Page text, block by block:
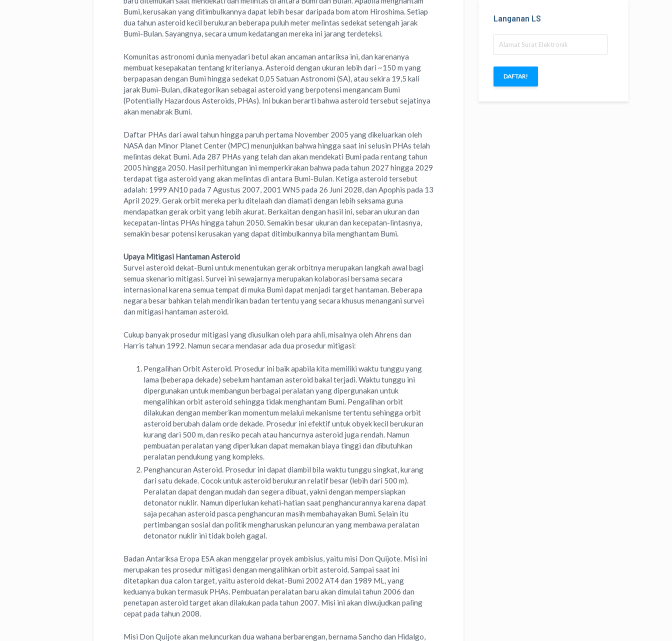
Bumi, kerusakan yang ditimbulkannya dapat lebih besar daripada bom atom Hiroshima. Setiap
dua tahun asteroid kecil berukuran beberapa puluh meter melintas sedekat setengah jarak
Bumi-Bulan. Sayangnya, secara umum kedatangan mereka ini jarang terdeteksi.
Komunitas astronomi dunia menyadari betul akan ancaman antariksa ini, dan karenanya
membuat kesepakatan tentang kriterianya. Asteroid dengan ukuran lebih dari ~150 m yang
berpapasan dengan Bumi hingga sedekat 0,05 Satuan Astronomi (SA), atau sekira 19,5 kali
jarak Bumi-Bulan, dikategorikan sebagai asteroid yang berpotensi mengancam Bumi
(Potentially Hazardous Asteroids, PHAs). Ini bukan berarti bahwa asteroid tersebut sejatinya
akan menabrak Bumi.
Daftar PHAs dari awal tahun hingga paruh pertama November 2005 yang dikeluarkan oleh
NASA dan Minor Planet Center (MPC) menunjukkan bahwa hingga saat ini selusin PHAs telah
melintas dekat Bumi. Ada 287 PHAs yang telah dan akan mendekati Bumi pada rentang tahun
2005 hingga 2050. Hasil perhitungan ini memperkirakan bahwa pada tahun 2027 hingga 2029
terdapat tiga asteroid yang akan melintas di antara Bumi-Bulan. Ketiga asteroid tersebut
adalah: 1999 AN10 pada 7 Agustus 2007, 2001 WN5 pada 26 Juni 2028, dan Apophis pada 13
April 2029. Gerak orbit mereka perlu ditelaah dan diamati dengan lebih seksama guna
mendapatkan gerak orbit yang lebih akurat. Berkaitan dengan hasil ini, sebaran ukuran dan
kecepatan-lintas PHAs hingga tahun 2050. Semakin besar ukuran dan kecepatan-lintasnya,
semakin besar potensi kerusakan yang dapat ditimbulkannya bila menghantam Bumi.
Upaya Mitigasi Hantaman Asteroid
Survei asteroid dekat-Bumi untuk menentukan gerak orbitnya merupakan langkah awal bagi
semua skenario mitigasi. Survei ini sewajarnya merupakan kolaborasi bersama secara
internasional karena semua tempat di muka Bumi dapat menjadi target hantaman. Beberapa
negara besar bahkan telah mendirikan badan tertentu yang secara khusus menangani survei
dan mitigasi hantaman asteroid.
Cukup banyak prosedur mitigasi yang diusulkan oleh para ahli, misalnya oleh Ahrens dan
Harris tahun 1992. Namun secara mendasar ada dua prosedur mitigasi:
Pengalihan Orbit Asteroid. Prosedur ini baik apabila kita memiliki waktu tunggu yang
lama (beberapa dekade) sebelum hantaman asteroid bakal terjadi. Waktu tunggu ini
dipergunakan untuk membangun berbagai peralatan yang dipergunakan untuk
mengalihkan orbit asteroid sehingga tidak menghantam Bumi. Pengalihan orbit
dilakukan dengan memberikan momentum melalui mekanisme tertentu sehingga orbit
asteroid berubah dalam orde dekade. Prosedur ini efektif untuk obyek kecil berukuran
kurang dari 500 m, dan resiko pecah atau hancurnya asteroid juga rendah. Namun
pembuatan peralatan yang diperlukan dapat memakan biaya tinggi dan dibutuhkan
peralatan pendukung yang kompleks.
Penghancuran Asteroid. Prosedur ini dapat diambil bila waktu tunggu singkat, kurang
dari satu dekade. Cocok untuk asteroid berukuran relatif besar (lebih dari 500 m).
Peralatan dapat dengan mudah dan segera dibuat, yakni dengan mempersiapkan
detonator nuklir. Namun diperlukan kehati-hatian saat penghancurannya karena dapat
saja pecahan asteroid pasca penghancuran masih membahayakan Bumi. Selain itu
pertimbangan sosial dan politik mengharuskan peluncuran yang membawa peralatan
detonator nuklir ini tidak boleh gagal.
Badan Antariksa Eropa ESA akan menggelar proyek ambisius, yaitu misi Don Quijote. Misi ini
merupakan tes prosedur mitigasi dengan mengalihkan orbit asteroid. Sampai saat ini
ditetapkan dua calon target, yaitu asteroid dekat-Bumi 2002 AT4 dan 1989 ML, yang
keduanya bukan termasuk PHAs. Pembuatan peralatan baru akan dimulai tahun 2006 dan
penetapan asteroid target akan dilakukan pada tahun 2007. Misi ini akan diwujudkan paling
cepat pada tahun 2008.
Misi Don Quijote akan meluncurkan dua wahana berbarengan, bernama Sancho dan Hidalgo,
Langanan LS
Surat
Elektronik
DAFTAR!